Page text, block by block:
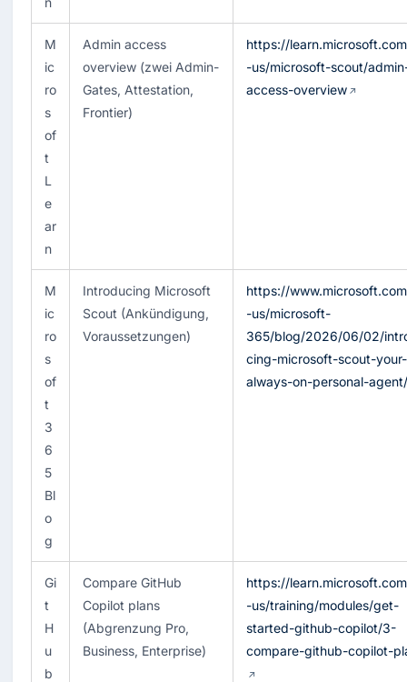
M
ic
ro
s
of
t
L
e
ar
n
Admin access
overview (zwei Admin-
Gates, Attestation,
Frontier)
https://
-us/microsoft-scout/
access-overview
M
ic
ro
s
of
t
3
6
5
Bl
o
g
Introducing Microsoft
Scout (Ankündigung,
Voraussetzungen)
https://
-us/microsoft-
365/blog/2026/06/02/
cing-microsoft-scout-your-
always-on-personal-agent/
Gi
t
H
u
b
Compare GitHub
Copilot plans
(Abgrenzung Pro,
Business, Enterprise)
https://
-us/training/modules/get-
started-github-copilot/3-
compare-github-copilot-